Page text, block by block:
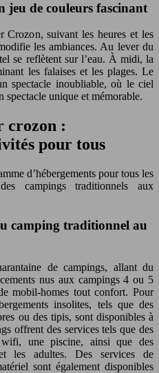
jeu de couleurs fascinant
Crozon, suivant les heures et les
les ambiances. Au lever du
se reflètent sur l’eau. À midi, la
les falaises et les plages. Le
spectacle inoubliable, où le ciel
spectacle unique et mémorable.
crozon :
pour tous
d’hébergements pour tous les
campings traditionnels aux
camping traditionnel au
de campings, allant du
nus aux campings 4 ou 5
mobil-homes tout confort. Pour
insolites, tels que des
ou des tipis, sont disponibles à
offrent des services tels que des
wifi, une piscine, ainsi que des
les adultes. Des services de
sont également disponibles